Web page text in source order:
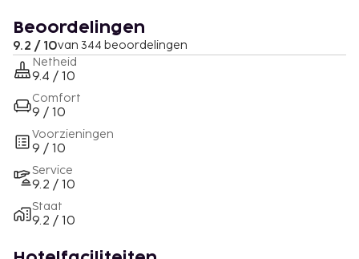
Beoordelingen
9.2 / 10van 344 beoordelingen
Netheid
9.4 / 10
Comfort
9 / 10
Voorzieningen
9 / 10
Service
9.2 / 10
Staat
9.2 / 10